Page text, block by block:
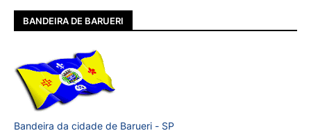
BANDEIRA DE BARUERI
Bandeira da cidade de Barueri - SP